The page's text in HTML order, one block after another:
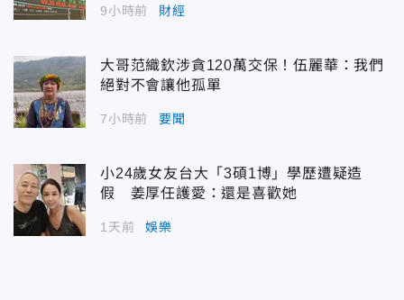
9小時前 財經
大哥范織欽涉貪120萬交保！伍麗華：我們
絕對不會讓他孤單
7小時前 要聞
小24歲女友台大「3碩1博」學歷遭疑造
假 姜厚任護愛：還是喜歡她
1天前 娛樂